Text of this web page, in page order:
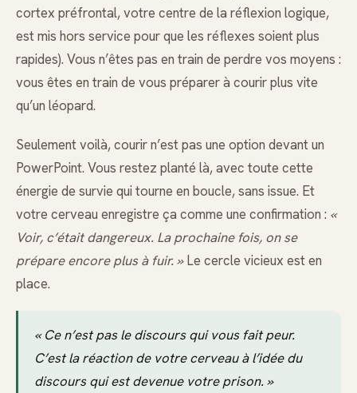
cortex préfrontal, votre centre de la réflexion logique,
est mis hors service pour que les réflexes soient plus
rapides). Vous n’êtes pas en train de perdre vos moyens :
vous êtes en train de vous préparer à courir plus vite
qu’un léopard.
Seulement voilà, courir n’est pas une option devant un
PowerPoint. Vous restez planté là, avec toute cette
énergie de survie qui tourne en boucle, sans issue. Et
votre cerveau enregistre ça comme une confirmation : «
Voir, c’était dangereux. La prochaine fois, on se
prépare encore plus à fuir. »Le cercle vicieux est en
place.
« Ce n’est pas le discours qui vous fait peur.
C’est la réaction de votre cerveau à l’idée du
discours qui est devenue votre prison. »